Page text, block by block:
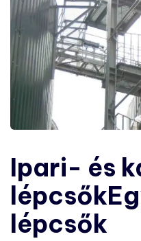
Ipari- és
lépcsők
lépcsők